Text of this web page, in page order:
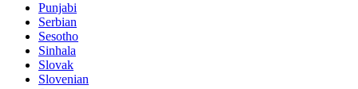
Punjabi
Serbian
Sesotho
Sinhala
Slovak
Slovenian